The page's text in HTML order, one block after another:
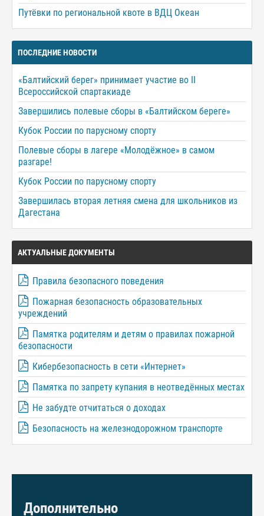
Путёвки по региональной квоте в ВДЦ Океан
ПОСЛЕДНИЕ НОВОСТИ
«Балтийский берег» принимает участие во II
Всероссийской спартакиаде
Завершились полевые сборы в «Балтийском береге»
Кубок России по парусному спорту
Полевые сборы в лагере «Молодёжное» в самом
разгаре!
Кубок России по парусному спорту
Завершилась вторая летняя смена для школьников из
Дагестана
АКТУАЛЬНЫЕ ДОКУМЕНТЫ
Правила безопасного поведения
Пожарная безопасность образовательных
учреждений
Памятка родителям и детям о правилах пожарной
безопасности
Кибербезопасность в сети «Интернет»
Памятка по запрету купания в неотведённых местах
Не забудте отчитаться о доходах
Безопасность на железнодорожном транспорте
Дополнительно